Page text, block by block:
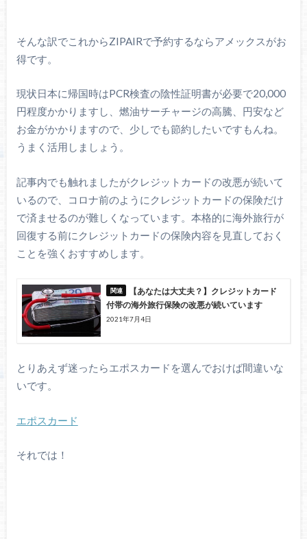
そんな訳でこれからZIPAIRで予約するならアメックスがお
得です。
現状日本に帰国時はPCR検査の陰性証明書が必要で20,000
円程度かかりますし、燃油サーチャージの高騰、円安など
お金がかかりますので、少しでも節約したいですもんね。
うまく活用しましょう。
記事内でも触れましたがクレジットカードの改悪が続いて
いるので、コロナ前のようにクレジットカードの保険だけ
で済ませるのが難しくなっています。本格的に海外旅行が
回復する前にクレジットカードの保険内容を見直しておく
ことを強くおすすめします。
【あなたは大丈夫？】クレジットカード
付帯の海外旅行保険の改悪が続いています
2021年7月4日
とりあえず迷ったらエポスカードを選んでおけば間違いな
いです。
エポスカード
それでは！